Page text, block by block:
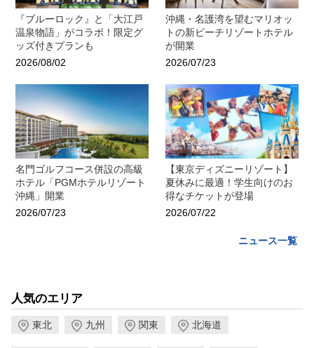
『ブルーロック』と「大江戸
温泉物語」がコラボ！限定グ
ッズ付きプランも
2026/08/02
沖縄・名護湾を望むマリオッ
トの新ビーチリゾートホテル
が開業
2026/07/23
名門ゴルフコース併設の高級
ホテル「PGMホテルリゾート
沖縄」開業
2026/07/23
【東京ディズニーリゾート】
夏休みに最適！学生向けのお
得なチケットが登場
2026/07/22
ニュース一覧
人気のエリア
東北 九州 関東 北海道